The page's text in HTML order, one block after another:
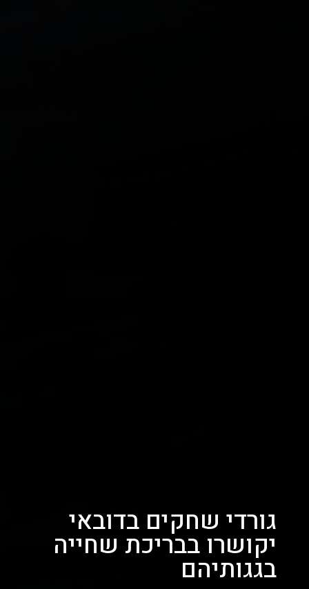
גורדי שחקים בדובאי
יקושרו בבריכת שחייה
בגגותיהם